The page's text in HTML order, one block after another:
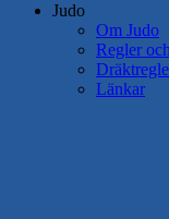
Judo
Om Judo
Regler
Länkar